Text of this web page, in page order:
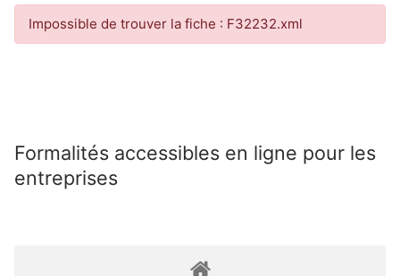
Impossible de trouver la fiche : F32232.xml
Formalités accessibles en ligne pour les
entreprises